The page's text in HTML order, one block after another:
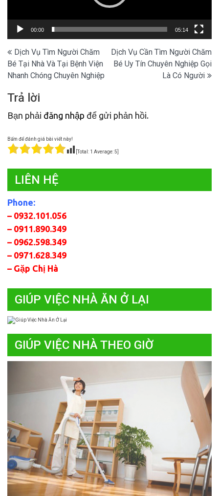
00:00 05:14
Điều
hướng
viết
Dịch Vụ Tìm Người Chăm
Bé Tại Nhà Và Tại Bệnh Viện
Nhanh Chóng Chuyên Nghiệp
Dịch Vụ Cần Tìm Người Chăm
Bé Uy Tín Chuyên Nghiệp Gọi
Là Có Người
Trả lời
Bạn phải đăng nhập để gửi phản hồi.
Bấm để đánh giá bài viết này!
[Total: 1 Average:5
LIÊN HỆ
Phone:
– 0932.101.056
– 0911.890.349
– 0962.598.349
– 0971.628.349
– Gặp Chị Hà
GIÚP VIỆC NHÀ ĂN Ở LẠI
GIÚP VIỆC NHÀ THEO GIỜ